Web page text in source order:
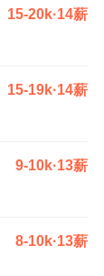
15-20k·14薪
15-19k·14薪
9-10k·13薪
8-10k·13薪